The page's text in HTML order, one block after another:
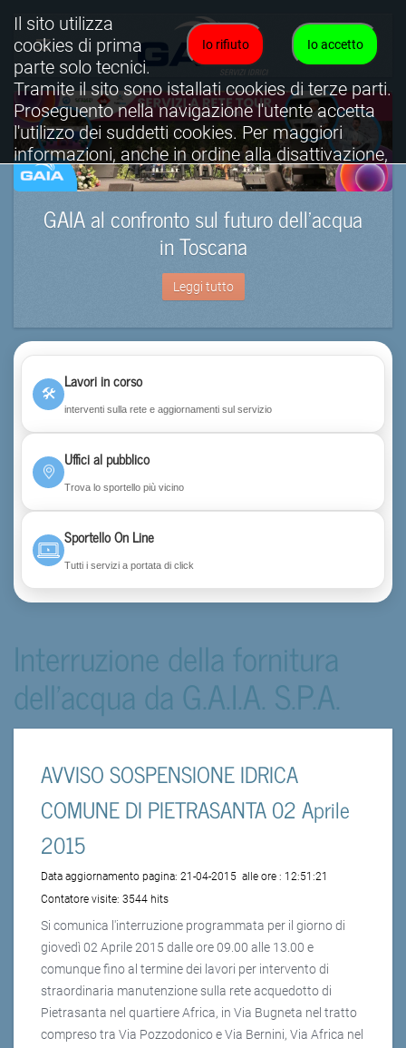
GAIA al confronto sul futuro dell’acqua
in Toscana
Leggi tutto
🛠
Lavori in corso
interventi sulla rete e aggiornamenti sul servizio
Uffici al pubblico
Trova lo sportello più vicino
Sportello On Line
Tutti i servizi a portata di click
Interruzione della fornitura
dell'acqua da G.A.I.A. S.P.A.
AVVISO SOSPENSIONE IDRICA
COMUNE DI PIETRASANTA 02 Aprile
2015
Data aggiornamento pagina: 21-04-2015 alle ore : 12:51:21
Contatore visite: 3544 hits
Si comunica l'interruzione programmata per il giorno di
giovedì 02 Aprile 2015 dalle ore 09.00 alle 13.00 e
comunque fino al termine dei lavori per intervento di
straordinaria manutenzione sulla rete acquedotto di
Pietrasanta nel quartiere Africa, in Via Bugneta nel tratto
compreso tra Via Pozzodonico e Via Bernini, Via Africa nel
Io accetto
Io rifiuto
Il sito utilizza
cookies di prima
parte solo tecnici.
Tramite il sito sono istallati cookies di terze parti.
Proseguento nella navigazione l'utente accetta
l'utilizzo dei suddetti cookies. Per maggiori
informazioni, anche in ordine alla disattivazione,
è possibile consultare l'informativa cookies
completa.
Visualizza informativa completa.